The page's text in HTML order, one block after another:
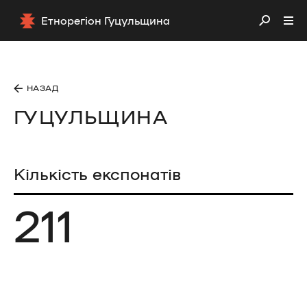
Етнорегіон Гуцульщина
НАЗАД
ГУЦУЛЬЩИНА
Кількість експонатів
211